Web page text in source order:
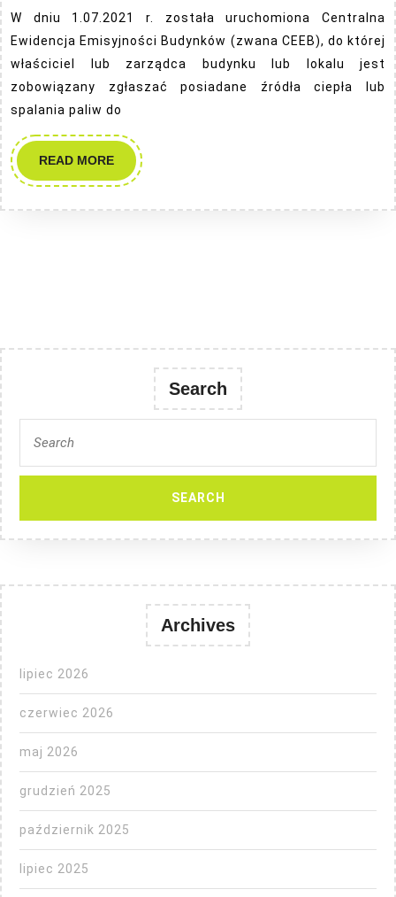
Obowiązek
zgłoszenia
źródła
W dniu 1.07.2021 r. została uruchomiona Centralna
Ewidencja Emisyjności Budynków (zwana CEEB), do której
właściciel lub zarządca budynku lub lokalu jest
zobowiązany zgłaszać posiadane źródła ciepła lub
spalania paliw do
READ MOREREAD
MORE
Search
for:
Archives
lipiec 2026
czerwiec 2026
maj 2026
grudzień 2025
październik 2025
lipiec 2025